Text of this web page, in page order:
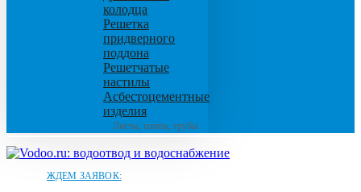
колодца
Решетка
придверного
поддона
Решетчатые
настилы
Асбестоцементные
изделия
Листы, плиты, трубы
ЖДЕМ ЗАЯВОК: